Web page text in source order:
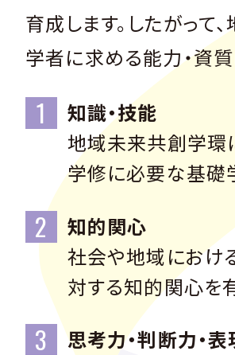
育成します。したがっ
学者に求める能力・資
知識・技能
地域未来共創学環
学修に必要な基礎
知的関心
社会や地域におけ
対する知的関心を
思考力・判断力・